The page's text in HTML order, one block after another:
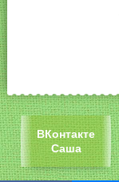
ВКонтакте
Саша